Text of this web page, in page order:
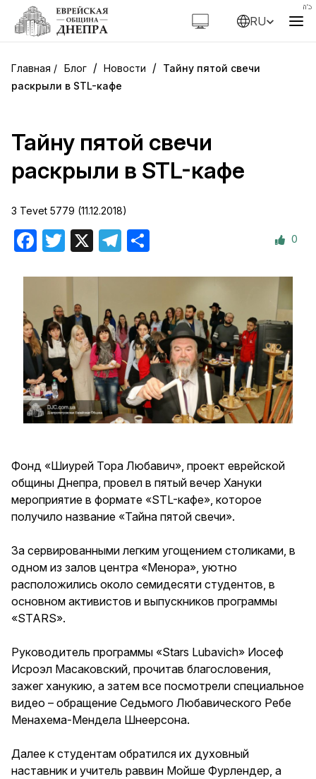
RU
Блог / Новости / Тайну пятой свечи
раскрыли в STL-кафе
Тайну пятой свечи
раскрыли в STL-кафе
3 Tevet 5779 (11.12.2018)
Facebook
Twitter Telegram 0
Фонд «Шиурей Тора Любавич», проект еврейской
общины Днепра, провел в пятый вечер Хануки
мероприятие в формате «STL-кафе», которое
получило название «Тайна пятой свечи».
За сервированными легким угощением столиками, в
одном из залов центра «Менора», уютно
расположились около семидесяти студентов, в
основном активистов и выпускников программы
«STARS».
Руководитель программы «Stars Lubavich» Иосеф
Исроэл Масаковский, прочитав благословения,
зажег ханукию, а затем все посмотрели специальное
видео – обращение Седьмого Любавического Ребе
Менахема-Мендела Шнеерсона.
Далее к студентам обратился их духовный
наставник и учитель раввин Мойше Фурлендер, а